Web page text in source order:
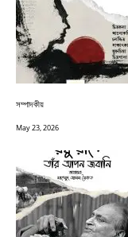
সম্পাদকীয়
May 23, 2026